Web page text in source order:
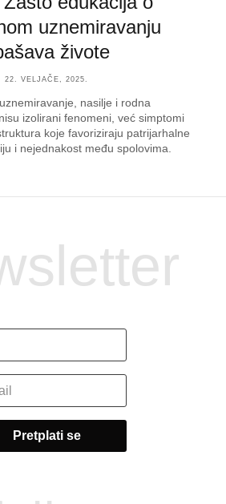
uznemiravanju
živote
22. VELJAČE, 2025.
nasilje i rodna
izolirani fenomeni, već simptomi
koje favoriziraju patrijarhalne
i nejednakost među spolovima.